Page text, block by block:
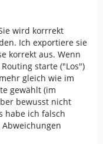
wird korrrekt
Ich exportiere sie
korrekt aus. Wenn
starte ("Los")
gleich wie im
gewählt (im
bewusst nicht
habe ich falsch